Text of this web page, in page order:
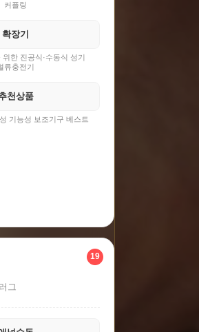
커플링
확장기
한 진공식·수동식 성기
류충전기
천상품
기능성 보조기구 베스트
19
그